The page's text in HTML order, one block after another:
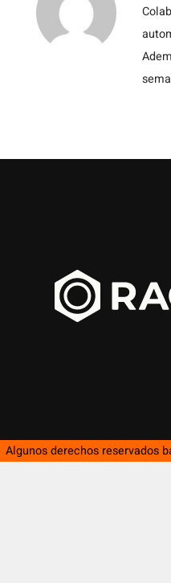
Algunos derechos reservados